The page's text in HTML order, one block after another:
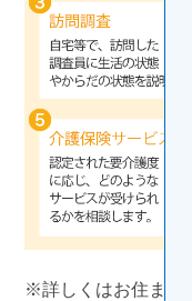
※詳しくはお住まい